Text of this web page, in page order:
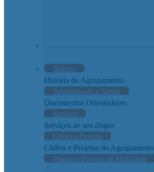
História
História do Agrupamento
Administração e Gestão
Documentos Orientadores
Serviços
Serviços ao seu dispor
Clubes e Projetos
Clubes e Projetos do Agrupamento
Viagens e Projetos de Mobilidade